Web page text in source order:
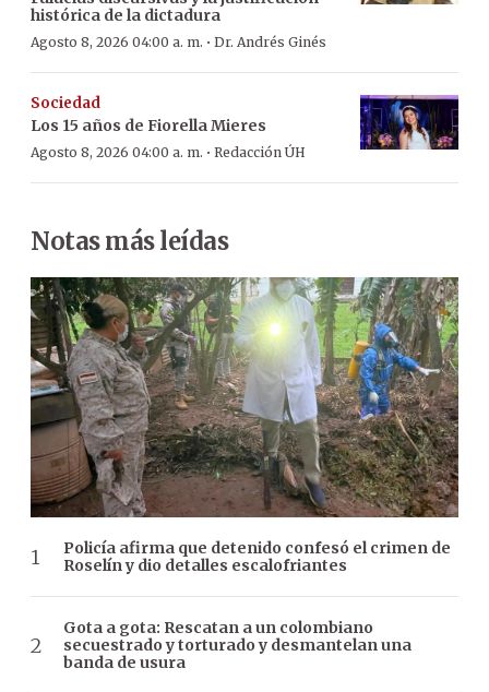
histórica de la dictadura
Agosto 8, 2026 04:00 a. m. · Dr. Andrés Ginés
Sociedad
Los 15 años de Fiorella Mieres
Agosto 8, 2026 04:00 a. m. · Redacción ÚH
Notas más leídas
Policía afirma que detenido confesó el crimen de
Roselín y dio detalles escalofriantes
Gota a gota: Rescatan a un colombiano
secuestrado y torturado y desmantelan una
banda de usura